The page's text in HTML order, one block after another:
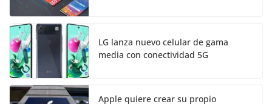
LG lanza nuevo celular de gama
media con conectividad 5G
Apple quiere crear su propio